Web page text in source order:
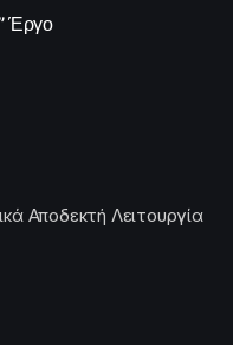
Έργο
Αποδεκτή Λειτουργία